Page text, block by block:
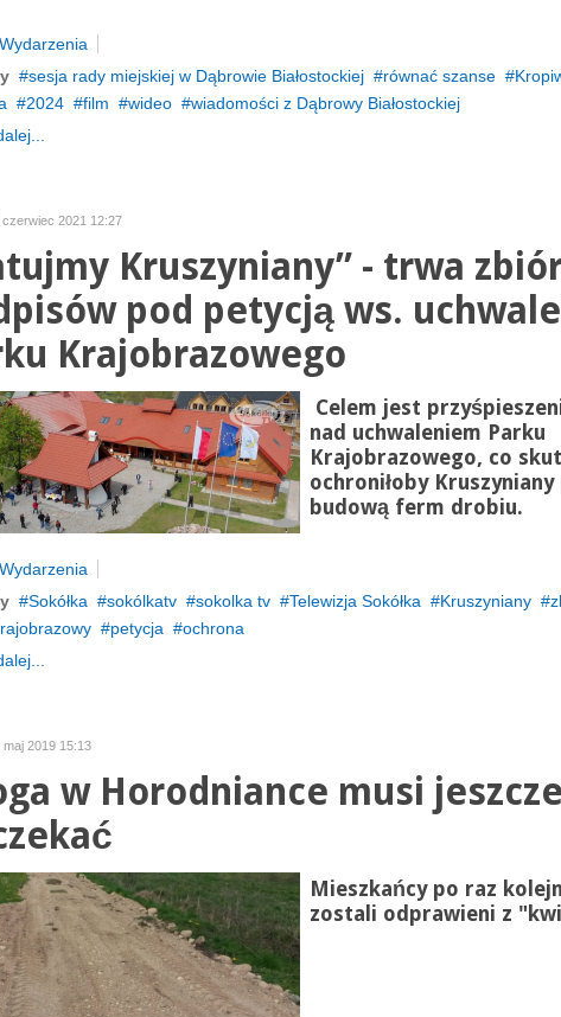
Wydarzenia
sesja rady miejskiej w Dąbrowie Białostockiej równać szanse
2024 film wideo
wiadomości z Dąbrowy Białostockiej
czerwiec 2021 12:27
Kruszyniany” - trwa
pod petycją ws.
Krajobrazowego
Celem jest
nad uchwaleniem Parku
Krajobrazowego, co
ochroniłoby Kruszyniany
budową ferm drobiu.
Wydarzenia
Sokółka sokólkatv sokolka tv Telewizja Sokółka Kruszyniany
petycja
ochrona
2019 15:13
w Horodniance musi jeszcze
Mieszkańcy po raz
zostali odprawieni z